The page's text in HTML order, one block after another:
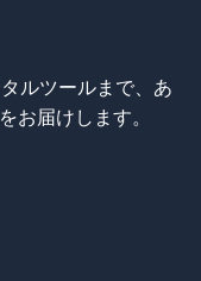
ルツールまで、あ
お届けします。